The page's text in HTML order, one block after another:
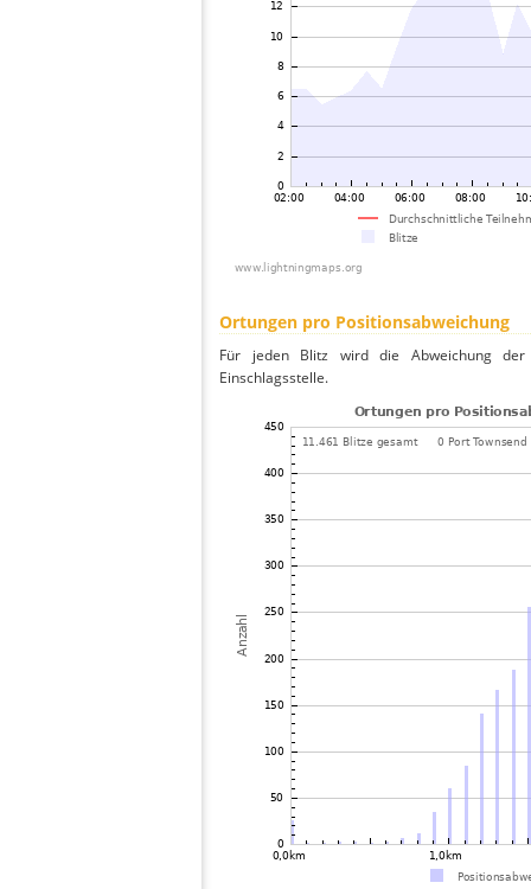
Ortungen pro Positionsabweichung
Für jeden Blitz wird die Abweichung
Einschlagsstelle.